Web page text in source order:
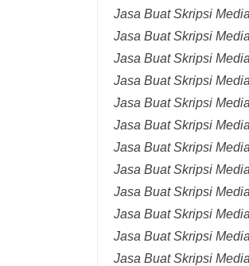
Jasa Buat Skripsi
Jasa Buat Skripsi
Jasa Buat Skripsi
Jasa Buat Skripsi
Jasa Buat Skripsi
Jasa Buat Skripsi
Jasa Buat Skripsi
Jasa Buat Skripsi
Jasa Buat Skripsi
Jasa Buat Skripsi
Jasa Buat Skripsi
Jasa Buat Skripsi